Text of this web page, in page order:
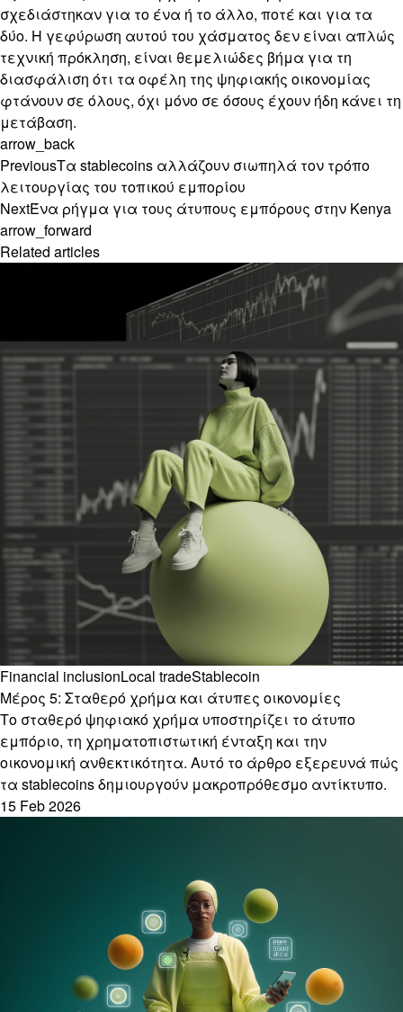
σχεδιάστηκαν για το ένα ή το άλλο, ποτέ και για τα
δύο. Η γεφύρωση αυτού του χάσματος δεν είναι απλώς
τεχνική πρόκληση, είναι θεμελιώδες βήμα για τη
διασφάλιση ότι τα οφέλη της ψηφιακής οικονομίας
φτάνουν σε όλους, όχι μόνο σε όσους έχουν ήδη κάνει τη
μετάβαση.
arrow_back
PreviousΤα stablecoins αλλάζουν σιωπηλά τον τρόπο
λειτουργίας του τοπικού εμπορίου
NextΈνα ρήγμα για τους άτυπους εμπόρους στην Kenya
arrow_forward
Related articles
Financial inclusionLocal tradeStablecoin
Μέρος 5: Σταθερό χρήμα και άτυπες οικονομίες
Το σταθερό ψηφιακό χρήμα υποστηρίζει το άτυπο
εμπόριο, τη χρηματοπιστωτική ένταξη και την
οικονομική ανθεκτικότητα. Αυτό το άρθρο εξερευνά πώς
τα stablecoins δημιουργούν μακροπρόθεσμο αντίκτυπο.
15 Feb 2026